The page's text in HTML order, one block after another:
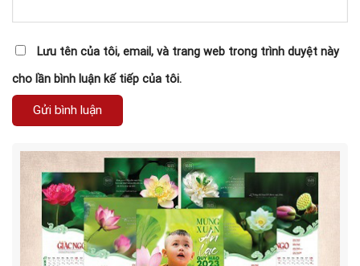
Lưu tên của tôi, email, và trang web trong trình duyệt này
cho lần bình luận kế tiếp của tôi.